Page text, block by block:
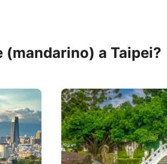
(mandarino) a Taipei?